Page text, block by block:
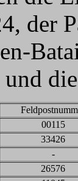
der
und
00115
33426
-
26576